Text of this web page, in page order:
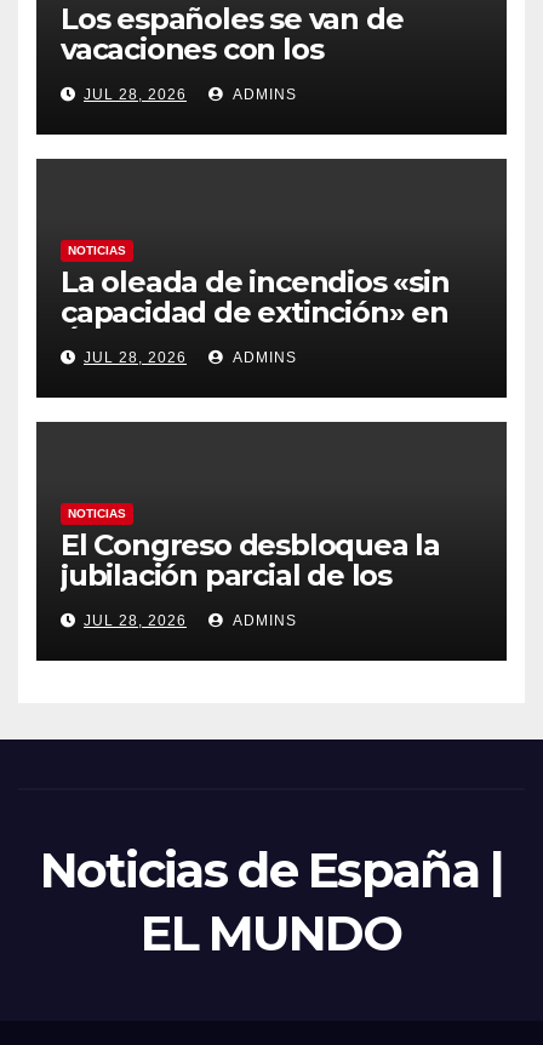
Los españoles se van de
vacaciones con los
carburantes hasta un 21%
más caros que el año pasado
y los hoteles disparados
JUL 28, 2026 ADMINS
NOTICIAS
La oleada de incendios «sin
capacidad de extinción» en
Ávila y al oeste de Madrid
obliga a declarar la
emergencia nacional
JUL 28, 2026 ADMINS
NOTICIAS
El Congreso desbloquea la
jubilación parcial de los
trabajadores laborales del
sector público
JUL 28, 2026 ADMINS
Noticias de España |
EL MUNDO